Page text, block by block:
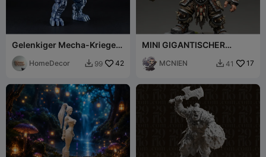
Gelenkiger Mecha-Krieger
Exklusiv
HomeDecor  99 42
MINI GIGANTISCHER
SCHWERT
MCNIEN  41 17